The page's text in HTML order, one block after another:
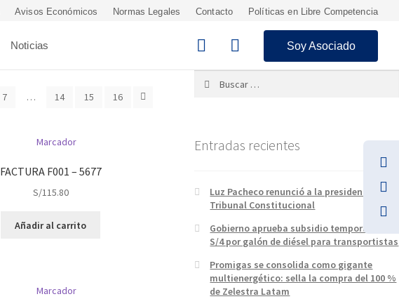
Avisos Económicos Normas Legales Contacto Políticas en Libre Competencia
Noticias Soy Asociado
7 … 14 15 16
FACTURA F001 – 5677
S/115.80
Añadir al carrito
Entradas recientes
Luz Pacheco renunció a la presidencia del
Tribunal Constitucional
Gobierno aprueba subsidio temporal de
S/4 por galón de diésel para transportistas
Promigas se consolida como gigante
multienergético: sella la compra del 100 %
de Zelestra Latam